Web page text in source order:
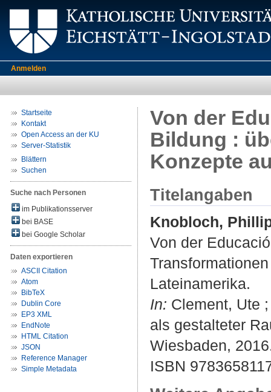
Anmelden
Startseite
Kontakt
Open Access an der KU
Server-Statistik
Blättern
Suchen
Suche nach Personen
im Publikationsserver
bei BASE
bei Google Scholar
Daten exportieren
ASCII Citation
Atom
BibTeX
Dublin Core
EP3 XML
EndNote
HTML Citation
JSON
Reference Manager
Simple Metadata
Von der
Bildung :
Konzepte
Titelangaben
Knobloch,
Von der
Lateinamerika.
In: Clement, Ute
als gestalteter
Wiesbaden,
ISBN